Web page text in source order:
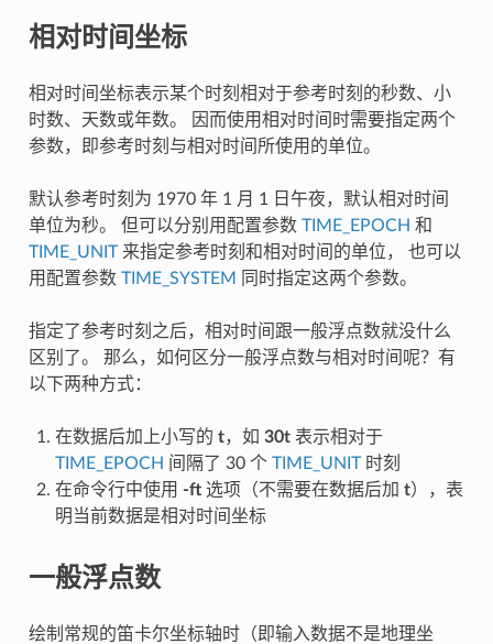
相对时间坐标
相对时间坐标表示某个时刻相对于参考时刻的秒数、小
时数、天数或年数。 因而使用相对时间时需要指定两个
参数，即参考时刻与相对时间所使用的单位。
默认参考时刻为 1970 年 1 月 1 日午夜，默认相对时间
单位为秒。 但可以分别用配置参数 TIME_EPOCH 和
TIME_UNIT来指定参考时刻和相对时间的单位， 也可以
用配置参数 TIME_SYSTEM 同时指定这两个参数。
指定了参考时刻之后，相对时间跟一般浮点数就没什么
区别了。 那么，如何区分一般浮点数与相对时间呢？有
以下两种方式：
在数据后加上小写的 t，如 30t表示相对于
TIME_EPOCH 间隔了 30 个 TIME_UNIT时刻
在命令行中使用 -ft选项（不需要在数据后加 t），表
明当前数据是相对时间坐标
一般浮点数
绘制常规的笛卡尔坐标轴时（即输入数据不是地理坐